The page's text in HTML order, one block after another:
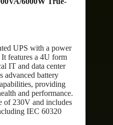
UPS with a power
features a 4U form
IT and data center
advanced battery
providing
and performance.
of 230V and includes
IEC 60320